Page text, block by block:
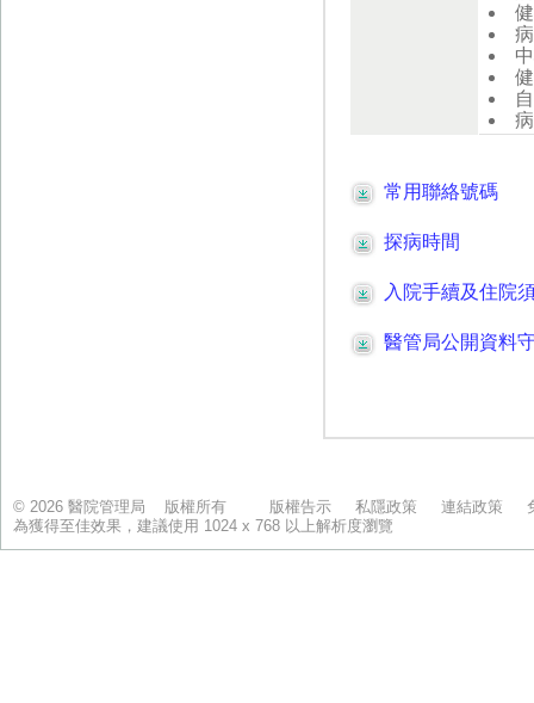
© 2026 醫院管理局 版權所有 版權告示 私隱政策 連結政策
為獲得至佳效果，建議使用 1024 x 768 以上解析度瀏覽